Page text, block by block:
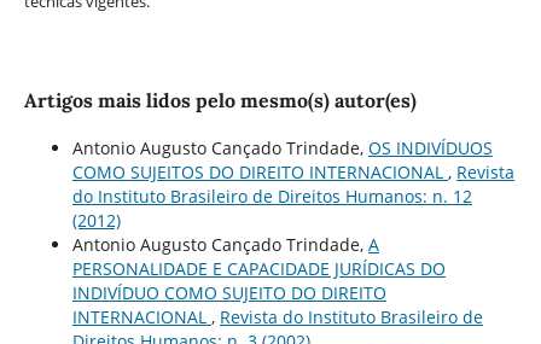
Artigos mais lidos pelo mesmo(s) autor(es)
Antonio Augusto Cançado Trindade, OS INDIVÍDUOS
COMO SUJEITOS DO DIREITO INTERNACIONAL , Revista
do Instituto Brasileiro de Direitos Humanos: n. 12
(2012)
Antonio Augusto Cançado Trindade, A
PERSONALIDADE E CAPACIDADE JURÍDICAS DO
INDIVÍDUO COMO SUJEITO DO DIREITO
INTERNACIONAL , Revista do Instituto Brasileiro de